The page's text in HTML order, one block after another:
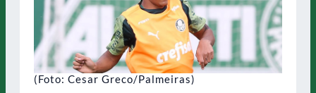
(Foto: Cesar Greco/Palmeiras)